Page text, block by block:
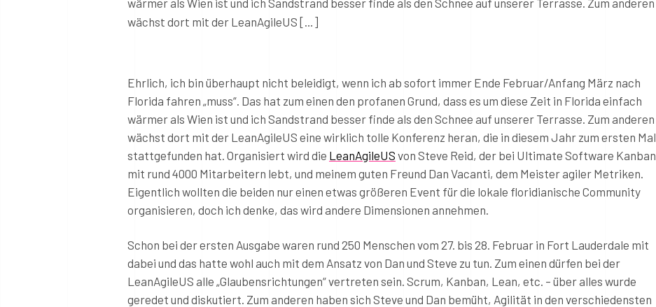
wärmer als Wien ist und ich Sandstrand besser finde als den Schnee auf unserer Terrasse. Zum anderen
wächst dort mit der LeanAgileUS […]
Ehrlich, ich bin überhaupt nicht beleidigt, wenn ich ab sofort immer Ende Februar/Anfang März nach
Florida fahren „muss“. Das hat zum einen den profanen Grund, dass es um diese Zeit in Florida einfach
wärmer als Wien ist und ich Sandstrand besser finde als den Schnee auf unserer Terrasse. Zum anderen
wächst dort mit der LeanAgileUS eine wirklich tolle Konferenz heran, die in diesem Jahr zum ersten Mal
stattgefunden hat. Organisiert wird die LeanAgileUS von Steve Reid, der bei Ultimate Software Kanban
mit rund 4000 Mitarbeitern lebt, und meinem guten Freund Dan Vacanti, dem Meister agiler Metriken.
Eigentlich wollten die beiden nur einen etwas größeren Event für die lokale floridianische Community
organisieren, doch ich denke, das wird andere Dimensionen annehmen.
Schon bei der ersten Ausgabe waren rund 250 Menschen vom 27. bis 28. Februar in Fort Lauderdale mit
dabei und das hatte wohl auch mit dem Ansatz von Dan und Steve zu tun. Zum einen dürfen bei der
LeanAgileUS alle „Glaubensrichtungen“ vertreten sein. Scrum, Kanban, Lean, etc. – über alles wurde
geredet und diskutiert. Zum anderen haben sich Steve und Dan bemüht, Agilität in den verschiedensten